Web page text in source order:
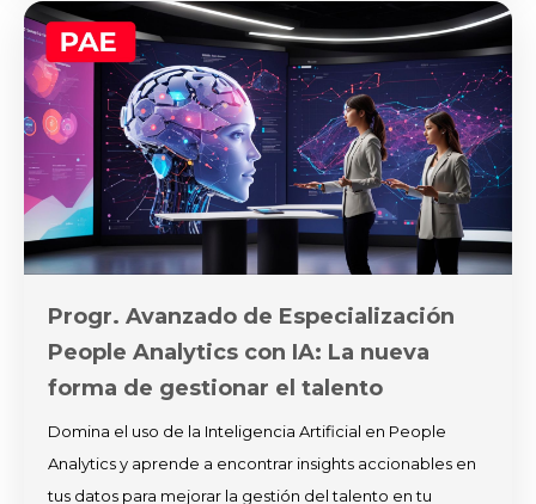
Progr. Avanzado de Especialización
People Analytics con IA: La nueva
forma de gestionar el talento
Domina el uso de la Inteligencia Artificial en People
Analytics y aprende a encontrar insights accionables en
tus datos para mejorar la gestión del talento en tu